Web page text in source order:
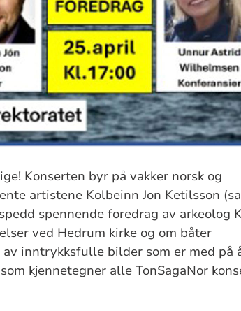
Konserten byr på vakker norsk og
artistene Kolbeinn Jon Ketilsson
spennende foredrag av arkeolog
ved Hedrum kirke og om båter
inntrykksfulle bilder som er med på
kjennetegner alle TonSagaNor